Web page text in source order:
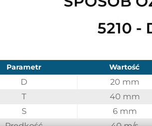
Parametr Wartość
D
20 mm
T
40 mm
S
6 mm